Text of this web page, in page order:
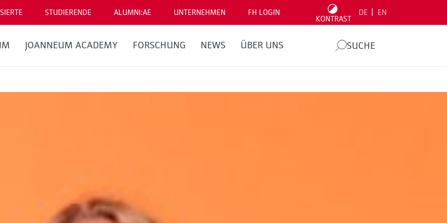
STUDIERENDE ALUMNI:AE UNTERNEHMEN FH LOGIN
KONTRAST
DE EN
JOANNEUM ACADEMY FORSCHUNG NEWS ÜBER UNS SUCHE